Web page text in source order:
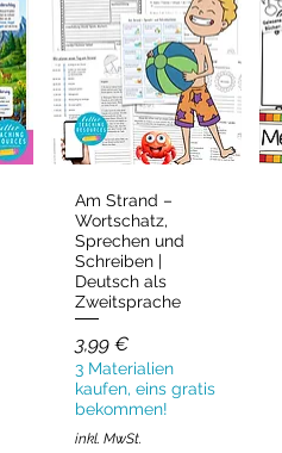
Schnellansicht
Am Strand –
Wortschatz,
Sprechen und
Schreiben |
Deutsch als
Zweitsprache
Preis
3,99 €
3 Materialien
kaufen, eins gratis
bekommen!
inkl. MwSt.